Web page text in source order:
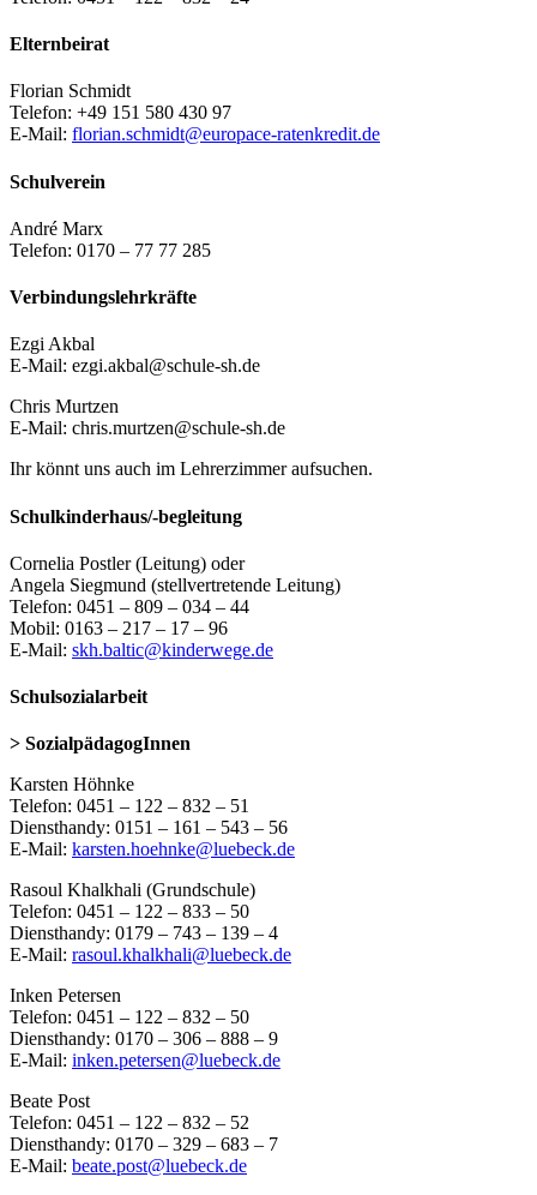
Elternbeirat
Florian Schmidt
Telefon: +49 151 580 430 97
E-Mail: florian.schmidt@europace-ratenkredit.de
Schulverein
André Marx
Telefon: 0170 – 77 77 285
Verbindungslehrkräfte
Ezgi Akbal
E-Mail: ezgi.akbal@schule-sh.de
Chris Murtzen
E-Mail: chris.murtzen@schule-sh.de
Ihr könnt uns auch im Lehrerzimmer aufsuchen.
Schulkinderhaus/-begleitung
Cornelia Postler (Leitung) oder
Angela Siegmund (stellvertretende Leitung)
Telefon: 0451 – 809 – 034 – 44
Mobil: 0163 – 217 – 17 – 96
E-Mail: skh.baltic@kinderwege.de
Schulsozialarbeit
> SozialpädagogInnen
Karsten Höhnke
Telefon: 0451 – 122 – 832 – 51
Diensthandy: 0151 – 161 – 543 – 56
E-Mail: karsten.hoehnke@luebeck.de
Rasoul Khalkhali (Grundschule)
Telefon: 0451 – 122 – 833 – 50
Diensthandy: 0179 – 743 – 139 – 4
E-Mail: rasoul.khalkhali@luebeck.de
Inken Petersen
Telefon: 0451 – 122 – 832 – 50
Diensthandy: 0170 – 306 – 888 – 9
E-Mail: inken.petersen@luebeck.de
Beate Post
Telefon: 0451 – 122 – 832 – 52
Diensthandy: 0170 – 329 – 683 – 7
E-Mail: beate.post@luebeck.de